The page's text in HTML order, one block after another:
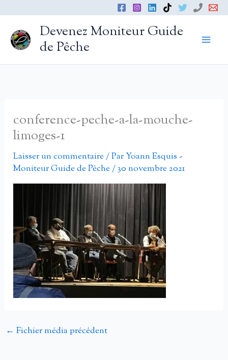
contenu
Devenez Moniteur Guide
de Pêche
conference-peche-a-la-mouche-
limoges-1
Laisser un commentaire/ ParYoann Esquis -
Moniteur Guide de Pêche/30 novembre 2021
← Fichier média précédent